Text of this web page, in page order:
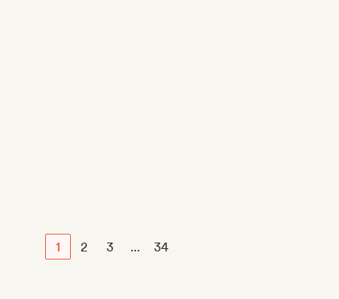
1 2 3 ... 34